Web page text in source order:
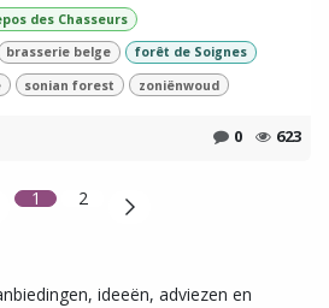
des Chasseurs
brasserie belge
forêt de Soignes
sonian forest zoniënwoud
0 623
1 2
ideeën, adviezen en